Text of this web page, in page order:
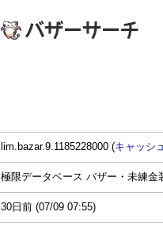
lim.bazar.9.1185228000 (キャッシ
極限データベース バザー・未練金
30日前 (07/09 07:55)